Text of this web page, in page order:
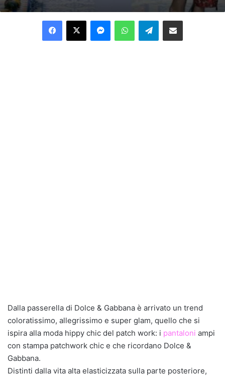
Facebook
X MessengerWhatsAppTelegramCondividi per email
Dalla passerella di Dolce & Gabbana è arrivato un trend
coloratissimo, allegrissimo e super glam, quello che si
ispira alla moda hippy chic del patch work: i pantaloni ampi
con stampa patchwork chic e che ricordano Dolce &
Gabbana.
Distinti dalla vita alta elasticizzata sulla parte posteriore,